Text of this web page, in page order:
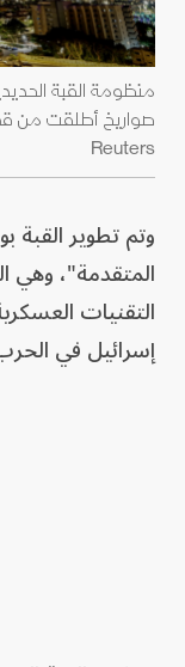
منظومة القبة
Reuters
وتم تطوير القبة
المتقدمة"، وهي
التقنيات
إسرائيل في الحرب